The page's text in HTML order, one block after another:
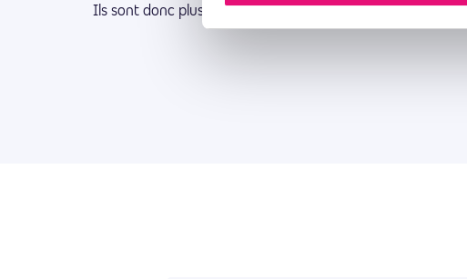
Ils sont donc plus enclins à acheter un produit ou un